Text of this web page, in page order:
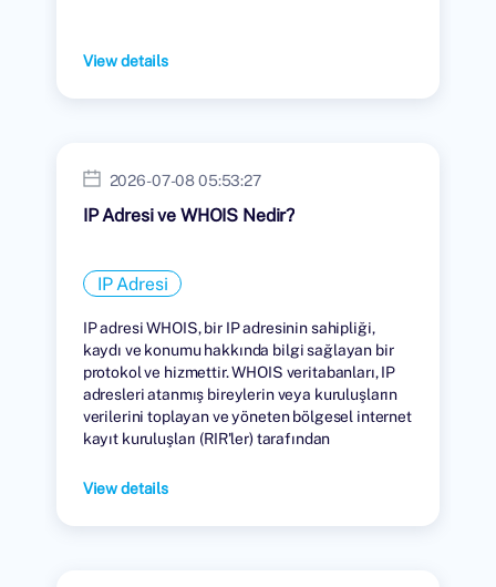
View details
2026-07-08 05:53:27
IP Adresi ve WHOIS Nedir?
IP Adresi
IP adresi WHOIS, bir IP adresinin sahipliği,
kaydı ve konumu hakkında bilgi sağlayan bir
protokol ve hizmettir. WHOIS veritabanları, IP
adresleri atanmış bireylerin veya kuruluşların
verilerini toplayan ve yöneten bölgesel internet
kayıt kuruluşları (RIR'ler) tarafından
View details